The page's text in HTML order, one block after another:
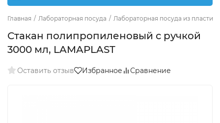
Главная / Лабораторная посуда / Лабораторная посуда из пластика
Стакан полипропиленовый с ручкой
3000 мл, LAMAPLAST
Оставить отзыв Избранное Сравнение